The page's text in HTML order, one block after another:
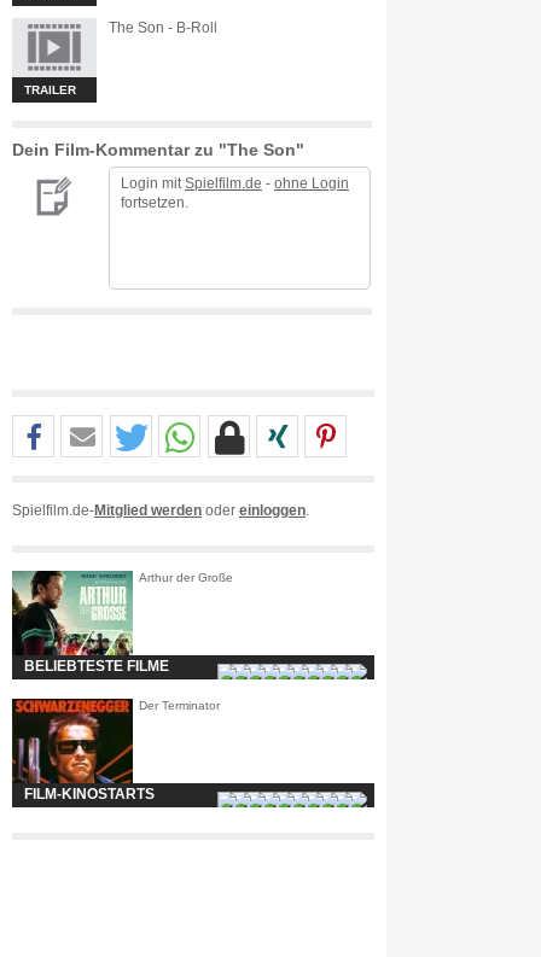
TRAILER
The Son - B-Roll
Dein Film-Kommentar zu "The Son"
Login mit Spielfilm.de - ohne Login
fortsetzen.
Spielfilm.de-Mitglied werden oder einloggen
Arthur der Große
BELIEBTESTE FILME
Der Terminator
FILM-KINOSTARTS